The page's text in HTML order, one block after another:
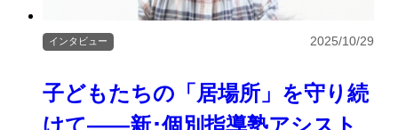
子どもたちの「居場所」を守り続
けて――新･個別指導塾アシスト
インタビュー 2025/10/29